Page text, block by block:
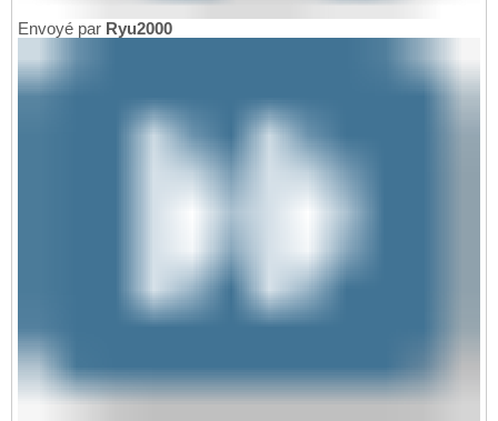
Envoyé par Ryu2000